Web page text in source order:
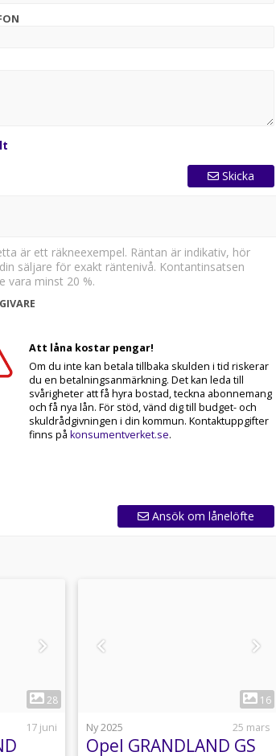
Skicka
är ett räkneexempel. Räntan är indikativ, hör
säljare för exakt räntenivå. Kontantinsatsen
vara minst 20 %.
Att låna kostar pengar!
Om du inte kan betala tillbaka skulden i tid riskerar
du en betalningsanmärkning. Det kan leda till
svårigheter att få hyra bostad, teckna abonnemang
och få nya lån. För stöd, vänd dig till budget- och
skuldrådgivningen i din kommun. Kontaktuppgifter
finns på konsumentverket.se.
Ansök om lånelöfte
28
17 juni
16
Ny 2025
25 mars
Opel GRANDLAND GS